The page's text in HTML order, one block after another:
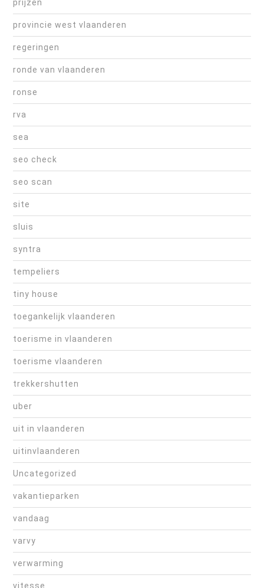
prijzen
provincie west vlaanderen
regeringen
ronde van vlaanderen
ronse
rva
sea
seo check
seo scan
site
sluis
syntra
tempeliers
tiny house
toegankelijk vlaanderen
toerisme in vlaanderen
toerisme vlaanderen
trekkershutten
uber
uit in vlaanderen
uitinvlaanderen
Uncategorized
vakantieparken
vandaag
varvy
verwarming
vitesse